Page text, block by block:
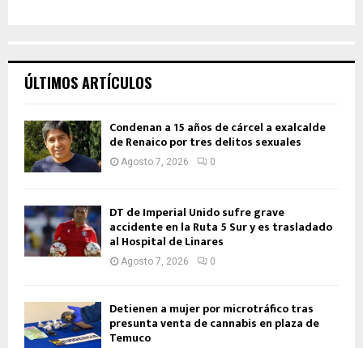
ÚLTIMOS ARTÍCULOS
Condenan a 15 años de cárcel a exalcalde
de Renaico por tres delitos sexuales
Agosto 7, 2026 0
DT de Imperial Unido sufre grave
accidente en la Ruta 5 Sur y es trasladado
al Hospital de Linares
Agosto 7, 2026 0
Detienen a mujer por microtráfico tras
presunta venta de cannabis en plaza de
Temuco